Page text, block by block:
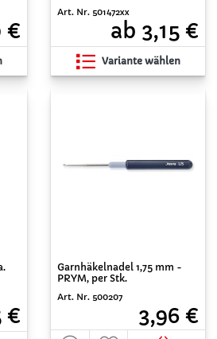
€
Art. Nr. 501472xx
ab 3,15 €
Variante wählen
€
Garnhäkelnadel 1,75 mm -
PRYM, per Stk.
Art. Nr. 500207
3,96 €